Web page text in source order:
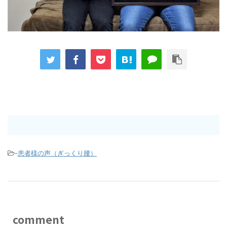
-患者様の声（ぎっくり腰）
comment